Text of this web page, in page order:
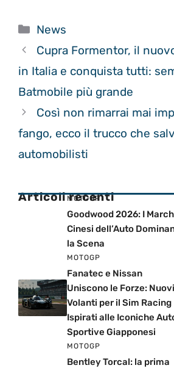
Categorie
News
Cupra Formentor, il
in Italia e conquista tutti:
Batmobile più grande
Così non rimarrai mai
fango, ecco il trucco che
automobilisti
Articoli recenti
MOTOGP
Goodwood 2026: I
Cinesi dell’Auto
la Scena
MOTOGP
Fanatec e Nissan
Uniscono le Forze: Nuovi
Volanti per il Sim Racing
Ispirati alle Iconiche
Sportive Giapponesi
MOTOGP
Bentley Torcal: la prima